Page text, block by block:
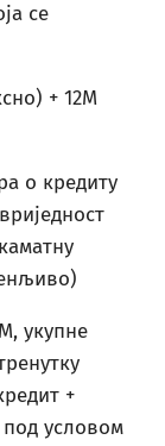
се
+ 12M
о кредиту
укупне
+
условом